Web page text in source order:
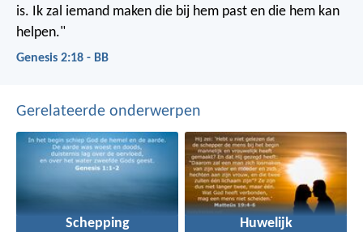
is. Ik zal iemand maken die bij hem past en die hem kan
helpen."
Genesis 2:18 - BB
Gerelateerde onderwerpen
Schepping Huwelijk